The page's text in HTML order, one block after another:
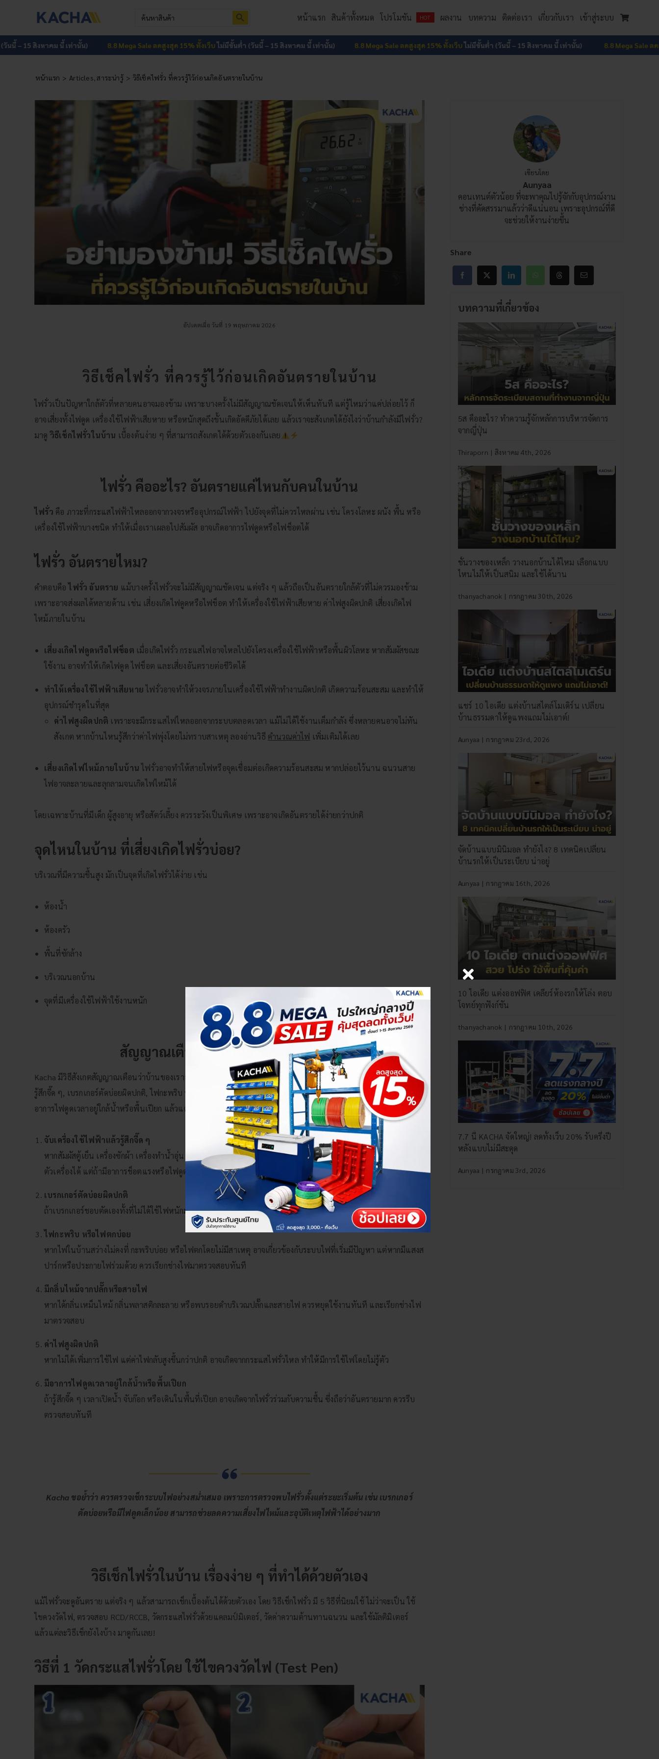
Search
for: หน้าแรก สินค้าทั้งหมด โปรโมชัน HOT ผลงาน บทความ ติดต่อเรา เกี่ยวกับเรา เข้าสู่ระบบ
15 สิงหาคม นี้ เท่านั้น) 8.8 Mega Sale ลดสูงสุด 15% ทั้งเว็บไม่มีขั้นต่ำ (วันนี้ – 15 สิงหาคม นี้ เท่านั้น) 8.8 Mega Sale ลดสูงสุด 15% ทั้งเว็บไม่มีขั้นต่ำ (วันนี้ – 15 สิงหาคม นี้ เท่านั้น) 8.8 Mega Sale ลดสูง
หน้าแรก Articles สาระน่ารู้ วิธีเช็คไฟรั่ว ที่ควรรู้ไว้ก่อนเกิดอันตรายในบ้าน
อัปเดตเมื่อ วันที่ 19 พฤษภาคม 2026
วิธีเช็คไฟรั่ว ที่ควรรู้ไว้ก่อนเกิดอันตรายในบ้าน
ไฟรั่วเป็นปัญหาใกล้ตัวที่หลายคนอาจมองข้าม เพราะบางครั้งไม่มีสัญญาณชัดเจนให้เห็นทันที แต่รู้ไหมว่าแค่ปล่อยไว้ ก็
อาจเสี่ยงทั้งไฟดูด เครื่องใช้ไฟฟ้าเสียหาย หรือหนักสุดถึงขั้นเกิดอัคคีภัยได้เลย แล้วเราจะสังเกตได้ยังไงว่าบ้านกำลังมีไฟรั่ว?
มาดูวิธีเช็กไฟรั่วในบ้าน เบื้องต้นง่าย ๆ ที่สามารถสังเกตได้ด้วยตัวเองกันเลย
ไฟรั่ว คืออะไร? อันตรายแค่ไหนกับคนในบ้าน
ไฟรั่ว คือ ภาวะที่กระแสไฟฟ้าไหลออกจากวงจรหรืออุปกรณ์ไฟฟ้า ไปยังจุดที่ไม่ควรไหลผ่าน เช่น โครงโลหะ ผนัง พื้น หรือ
เครื่องใช้ไฟฟ้าบางชนิด ทำให้เมื่อเราเผลอไปสัมผัส อาจเกิดอาการไฟดูดหรือไฟช็อตได้
ไฟรั่ว อันตรายไหม?
คำตอบคือไฟรั่ว อันตราย แม้บางครั้งไฟรั่วจะไม่มีสัญญาณชัดเจน แต่จริง ๆ แล้วถือเป็นอันตรายใกล้ตัวที่ไม่ควรมองข้าม
เพราะอาจส่งผลได้หลายด้าน เช่น เสี่ยงเกิดไฟดูดหรือไฟช็อต ทำให้เครื่องใช้ไฟฟ้าเสียหาย ค่าไฟสูงผิดปกติ เสี่ยงเกิดไฟ
ไหม้ภายในบ้าน
เสี่ยงเกิดไฟดูดหรือไฟช็อต เมื่อเกิดไฟรั่ว กระแสไฟอาจไหลไปยังโครงเครื่องใช้ไฟฟ้าหรือพื้นผิวโลหะ หากสัมผัสขณะ
ใช้งาน อาจทำให้เกิดไฟดูด ไฟช็อต และเสี่ยงอันตรายต่อชีวิตได้
ทำให้เครื่องใช้ไฟฟ้าเสียหายไฟรั่วอาจทำให้วงจรภายในเครื่องใช้ไฟฟ้าทำงานผิดปกติ เกิดความร้อนสะสม และทำให้
อุปกรณ์ชำรุดในที่สุด
ค่าไฟสูงผิดปกติ เพราะจะมีกระแสไฟไหลออกจากระบบตลอดเวลา แม้ไม่ได้ใช้งานเต็มกำลัง ซึ่งหลายคนอาจไม่ทัน
สังเกต หากบ้านไหนรู้สึกว่าค่าไฟพุ่งโดยไม่ทราบสาเหตุ ลองอ่านวิธี คำนวณค่าไฟ เพิ่มเติมได้เลย
เสี่ยงเกิดไฟไหม้ภายในบ้านไฟรั่วอาจทำให้สายไฟหรือจุดเชื่อมต่อเกิดความร้อนสะสม หากปล่อยไว้นาน ฉนวนสาย
ไฟอาจละลายและลุกลามจนเกิดไฟไหม้ได้
โดยเฉพาะบ้านที่มีเด็ก ผู้สูงอายุ หรือสัตว์เลี้ยง ควรระวังเป็นพิเศษ เพราะอาจเกิดอันตรายได้ง่ายกว่าปกติ
จุดไหนในบ้าน ที่เสี่ยงเกิดไฟรั่วบ่อย?
บริเวณที่มีความชื้นสูง มักเป็นจุดที่เกิดไฟรั่วได้ง่าย เช่น
ห้องน้ำ
ห้องครัว
พื้นที่ซักล้าง
บริเวณนอกบ้าน
จุดที่มีเครื่องใช้ไฟฟ้าใช้งานหนัก
สัญญาณเตือนว่า บ้านอาจกำลังมีไฟรั่ว
Kacha มีวิธีสังเกตสัญญาณเตือนว่าบ้านของเราอาจกำลังมีไฟรั่วมาฝากกัน โดยมี 6 สัญญาณ ได้แก่ จับเครื่องใช้ไฟฟ้าแล้ว
รู้สึกจี๊ด ๆ, เบรกเกอร์ตัดบ่อยผิดปกติ, ไฟกะพริบ หรือไฟตกบ่อย, มีกลิ่นไหม้จากปลั๊กหรือสายไฟ, ค่าไฟสูงผิดปกติ และมี
อาการไฟดูดเวลาอยู่ใกล้น้ำหรือพื้นเปียก แล้วแต่ละสัญญาณสังเกตได้อย่างไร? ไปดูกัน
จับเครื่องใช้ไฟฟ้าแล้วรู้สึกจี๊ด ๆ
หากสัมผัสตู้เย็น เครื่องซักผ้า เครื่องทำน้ำอุ่น หรืออุปกรณ์โลหะแล้วรู้สึกเหมือนไฟดูดเบา ๆ อาจเกิดจากกระแสไฟรั่วลงที่
ตัวเครื่องได้ แต่ถ้ามีอาการช็อตแรงหรือไฟดูดชัดเจน ควรหยุดใช้งานและเรียกช่างไฟตรวจสอบทันที
เบรกเกอร์ตัดบ่อยผิดปกติ
ถ้าเบรกเกอร์ชอบตัดเองทั้งที่ไม่ได้ใช้ไฟหนักมาก อาจเป็นสัญญาณว่าระบบไฟมีความผิดปกติ หรือมีไฟรั่วในวงจร
ไฟกะพริบ หรือไฟตกบ่อย
หากไฟในบ้านสว่างไม่คงที่ กะพริบบ่อย หรือไฟตกโดยไม่มีสาเหตุ อาจเกี่ยวข้องกับระบบไฟที่เริ่มมีปัญหา แต่หากมีแสงส
ปาร์กหรือประกายไฟร่วมด้วย ควรเรียกช่างไฟมาตรวจสอบทันที
มีกลิ่นไหม้จากปลั๊กหรือสายไฟ
หากได้กลิ่นเหม็นไหม้ กลิ่นพลาสติกละลาย หรือพบรอยดำบริเวณปลั๊กและสายไฟ ควรหยุดใช้งานทันที และเรียกช่างไฟ
มาตรวจสอบ
ค่าไฟสูงผิดปกติ
หากไม่ได้เพิ่มการใช้ไฟ แต่ค่าไฟกลับสูงขึ้นกว่าปกติ อาจเกิดจากกระแสไฟรั่วไหล ทำให้มีการใช้ไฟโดยไม่รู้ตัว
มีอาการไฟดูดเวลาอยู่ใกล้น้ำหรือพื้นเปียก
ถ้ารู้สึกจี๊ด ๆ เวลาเปิดน้ำ จับก๊อก หรือเดินในพื้นที่เปียก อาจเกิดจากไฟรั่วร่วมกับความชื้น ซึ่งถือว่าอันตรายมาก ควรรีบ
ตรวจสอบทันที
Kacha ขอย้ำว่า ควรตรวจเช็กระบบไฟอย่างสม่ำเสมอ เพราะการตรวจพบไฟรั่วตั้งแต่ระยะเริ่มต้น เช่น เบรกเกอร์
ตัดบ่อยหรือมีไฟดูดเล็กน้อย สามารถช่วยลดความเสี่ยงไฟไหม้และอุบัติเหตุไฟฟ้าได้อย่างมาก
วิธีเช็กไฟรั่วในบ้าน เรื่องง่าย ๆ ที่ทำได้ด้วยตัวเอง
แม้ไฟรั่วจะดูอันตราย แต่จริง ๆ แล้วสามารถเช็กเบื้องต้นได้ด้วยตัวเอง โดย วิธีเช็กไฟรั่ว มี 5 วิธีที่นิยมใช้ ไม่ว่าจะเป็น ใช้
ไขควงวัดไฟ, ตรวจสอบ RCD/RCCB, วัดกระแสไฟรั่วด้วยแคลมป์มิเตอร์, วัดค่าความต้านทานฉนวน และใช้มัลติมิเตอร์
แล้วแต่ละวิธีเช็กยังไงบ้าง มาดูกันเลย!
วิธีที่ 1 วัดกระแสไฟรั่วโดย ใช้ไขควงวัดไฟ (Test Pen)
เขียนโดย
Aunyaa
คอนเทนต์ตัวน้อย ที่จะพาคุณไปรู้จักกับอุปกรณ์งาน
ช่างที่คัดสรรมาแล้วว่าดีแน่นอน เพราะอุปกรณ์ที่ดี
จะช่วยให้งานง่ายขึ้น
Share
บทความที่เกี่ยวข้อง
5ส คืออะไร? ทำความรู้จักหลักการบริหารจัดการ
จากญี่ปุ่น
Thiraporn | สิงหาคม 4th, 2026
ชั้นวางของเหล็ก วางนอกบ้านได้ไหม เลือกแบบ
ไหนไม่ให้เป็นสนิม และใช้ได้นาน
thanyachanok | กรกฎาคม 30th, 2026
แชร์ 10 ไอเดีย แต่งบ้านสไตล์โมเดิร์น เปลี่ยน
บ้านธรรมดาให้ดูแพงแถมไม่เอาต์!
Aunyaa | กรกฎาคม 23rd, 2026
จัดบ้านแบบมินิมอล ทำยังไง? 8 เทคนิคเปลี่ยน
บ้านรกให้เป็นระเบียบ น่าอยู่
Aunyaa | กรกฎาคม 16th, 2026
10 ไอเดีย แต่งออฟฟิศ เคลียร์ห้องรกให้โล่ง ตอบ
โจทย์ทุกฟังก์ชัน
thanyachanok | กรกฎาคม 10th, 2026
7.7 นี้ KACHA จัดใหญ่! ลดทั้งเว็บ 20% รับครึ่งปี
หลังแบบไม่มีสะดุด
Aunyaa | กรกฎาคม 3rd, 2026